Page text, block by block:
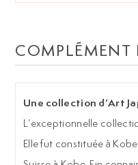
COMPLÉMENT
Une collection d’Art
L’exceptionnelle
Elle fut constituée à